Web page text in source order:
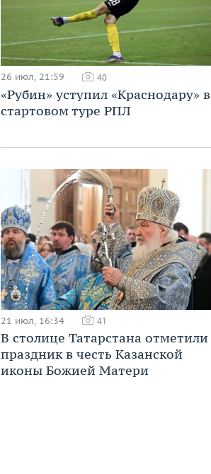
26 июл, 21:59 40
«Рубин» уступил «Краснодару» в
стартовом туре РПЛ
21 июл, 16:34 41
В столице Татарстана отметили
праздник в честь Казанской
иконы Божией Матери